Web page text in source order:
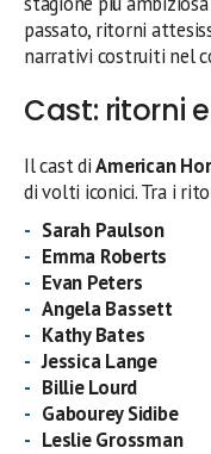
passato, ritorni
narrativi costruiti nel
Cast: ritorni
Il cast diAmerican
di volti iconici. Tra i
Sarah Paulson
Emma Roberts
Evan Peters
Angela Bassett
Kathy Bates
Jessica Lange
Billie Lourd
Gabourey Sidibe
Leslie Grossman